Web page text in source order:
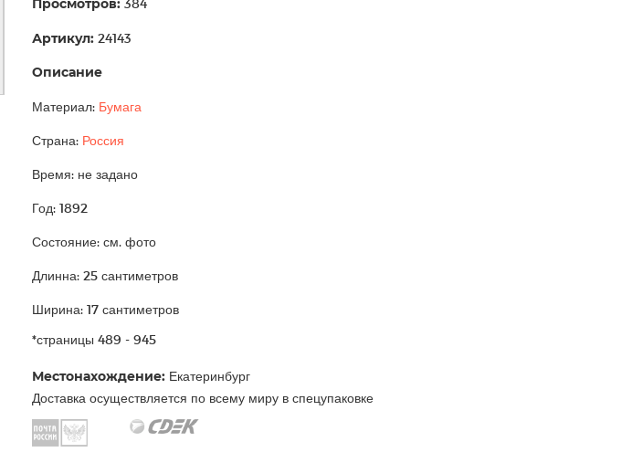
Просмотров:
Артикул: 24143
Описание
Материал: Бумага
Страна: Россия
Время: не задано
Год: 1892
Состояние: см. фото
Длинна: 25 сантиметров
Ширина: 17 сантиметров
*страницы 489 - 945
Местонахождение: Екатеринбург
Доставка осуществляется по всему миру в спецупаковке